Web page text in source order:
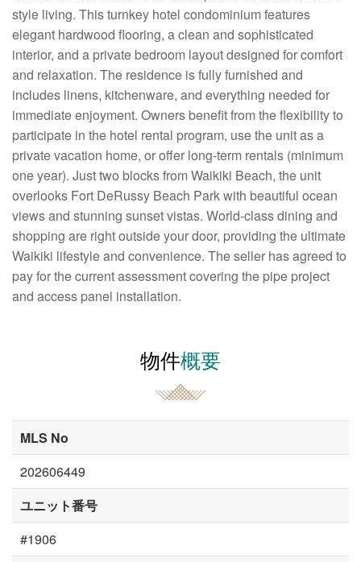
style living. This turnkey hotel condominium features
elegant hardwood flooring, a clean and sophisticated
interior, and a private bedroom layout designed for comfort
and relaxation. The residence is fully furnished and
includes linens, kitchenware, and everything needed for
immediate enjoyment. Owners benefit from the flexibility to
participate in the hotel rental program, use the unit as a
private vacation home, or offer long-term rentals (minimum
one year). Just two blocks from Waikiki Beach, the unit
overlooks Fort DeRussy Beach Park with beautiful ocean
views and stunning sunset vistas. World-class dining and
shopping are right outside your door, providing the ultimate
Waikiki lifestyle and convenience. The seller has agreed to
pay for the current assessment covering the pipe project
and access panel installation.
物件概要
MLS No
202606449
ユニット番号
#1906